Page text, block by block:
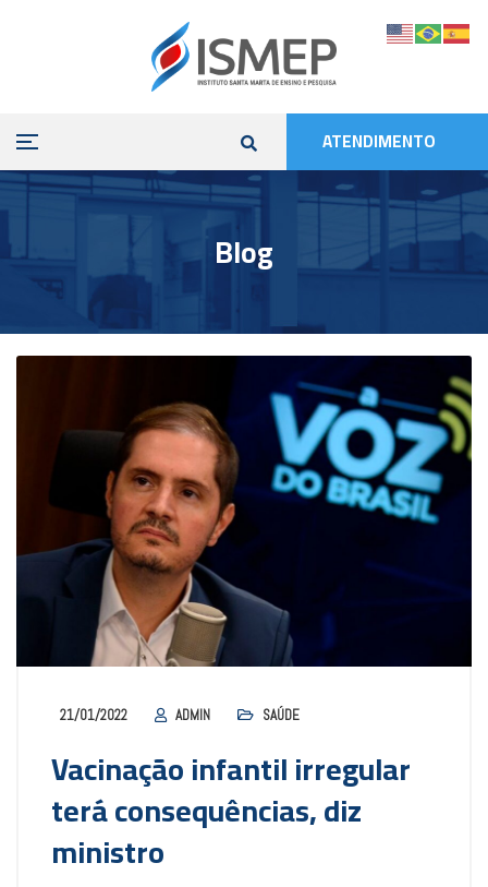
ATENDIMENTO
Blog
21/01/2022 ADMIN SAÚDE
Vacinação infantil irregular
terá consequências, diz
ministro